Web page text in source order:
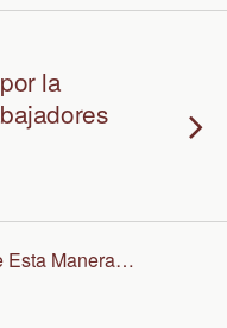
la
Esta Manera…